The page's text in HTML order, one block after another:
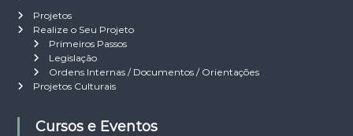
Projetos
Realize o Seu Projeto
Primeiros Passos
Legislação
Ordens Internas / Documentos / Orientações
Projetos Culturais
Cursos e Eventos